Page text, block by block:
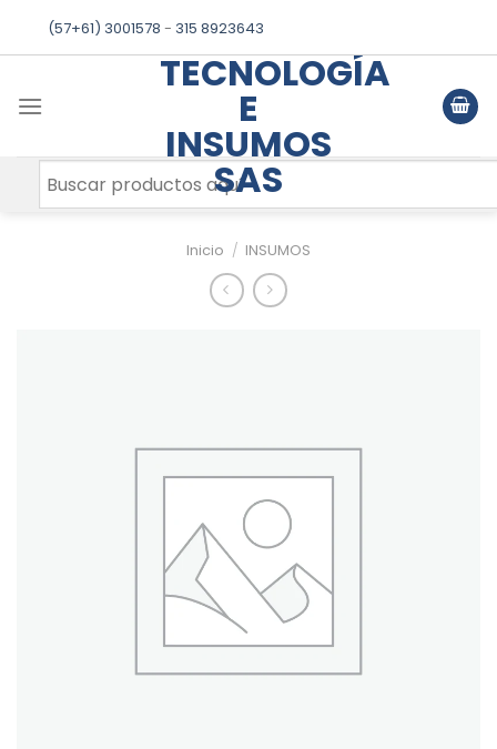
(57+61) 3001578 - 315 8923643
TECNOLOGÍA
E
INSUMOS
SAS
Inicio / INSUMOS